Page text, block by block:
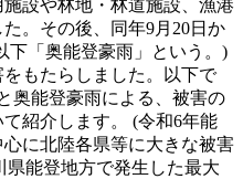
設や林地・林道施設、漁港
。その後、同年9月20日か
下「奥能登豪雨」という。)
もたらしました。以下で
奥能登豪雨による、被害の
紹介します。 (令和6年能
に北陸各県等に大きな被害
県能登地方で発生した最大